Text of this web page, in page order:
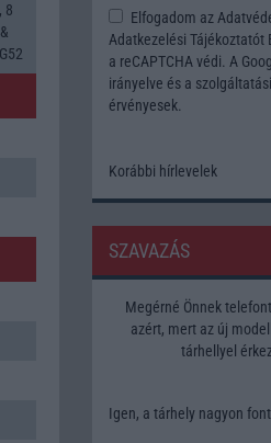
8
Elfogadom az
Adatkezelési Tájékoztatót
a reCAPTCHA védi. A
irányelve és a
érvényesek.
Korábbi hírlevelek
SZAVAZÁS
Megérné Önnek
azért, mert az új
tárhellyel
Igen, a tárhely nagyon